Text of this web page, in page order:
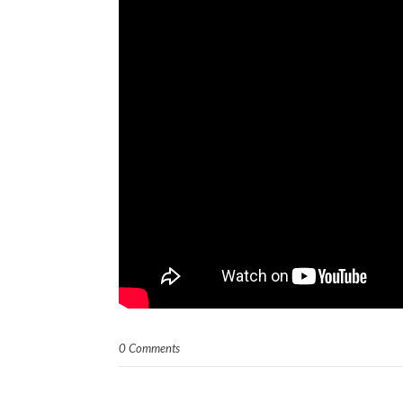
0 Comments